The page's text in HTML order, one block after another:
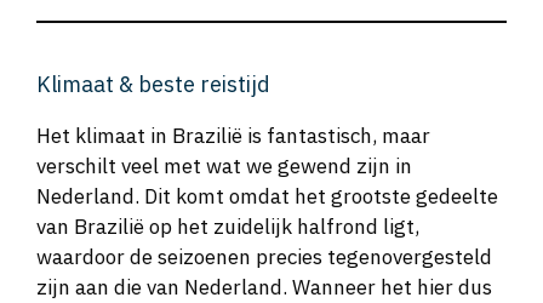
Klimaat & beste reistijd
Het klimaat in Brazilië is fantastisch, maar
verschilt veel met wat we gewend zijn in
Nederland. Dit komt omdat het grootste gedeelte
van Brazilië op het zuidelijk halfrond ligt,
waardoor de seizoenen precies tegenovergesteld
zijn aan die van Nederland. Wanneer het hier dus